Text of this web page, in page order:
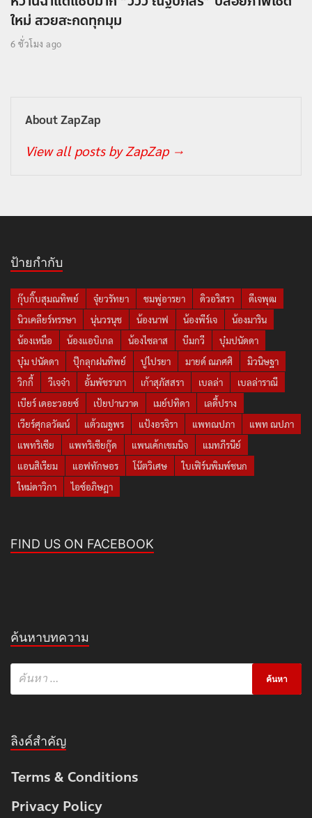
ใหม่ สวยสะกดทุกมุม
6 ชั่วโมง ago
About ZapZap
View all posts by ZapZap →
ป้ายกำกับ
กุ๊บกิ๊บสุมณทิพย์ จุ๋ยวรัทยา ชมพู่อารยา ดิวอริสรา
ดีเจพุฒ
นิวเคลียร์หรรษา
นุ่นวรนุช น้องนาฟ น้องพีร์เจ
น้องมาริน
น้องเหนือ
น้องแอบิเกล น้องไซลาส บีมกวี
บุ๋มปนัดดา
บุ๋ม ปนัดดา
ปุ๊กลุกฝนทิพย์ ปูไปรยา มายด์ ณภศศิ
มิวนิษฐา
วิกกี้
วีเจจ๋า อั้มพัชราภา เก้าสุภัสสรา เบลล่า
เบลล่าราณี
เบียร์ เดอะวอยซ์
เป้ยปานวาด เมย์ปทิดา
เลดี้ปราง
เวียร์ศุกลวัฒน์
แต้วณฐพร แป้งอรจิรา แพทณปภา
แพท ณปภา
แพทริเซีย
แพทริเซียกู๊ด แพนเค้กเขมนิจ
แมทภีรนีย์
แอนสิเรียม
แอฟทักษอร โน๊ตวิเศษ
ใบเฟิร์นพิมพ์ชนก
ใหม่ดาวิกา
ไอซ์อภิษฎา
FIND US ON FACEBOOK
ค้นหาบทความ
ลิงค์สำคัญ
Terms & Conditions
Privacy Policy